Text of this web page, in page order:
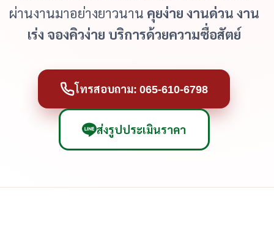
ผ่านงานมาอย่างยาวนาน คุยง่าย งานด่วน งาน
เร่ง จองคิวง่าย บริการด้วยความซื่อสัตย์
โทรสอบถาม: 065-610-6798
ส่งรูปประเมินราคา